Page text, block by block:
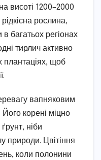
висоті 1200–2000
рослина,
багатьох регіонах
тирлич активно
плантаціях, щоб
вапняковим
корені міцно
ніби
природи. Цвітіння
коли полонини